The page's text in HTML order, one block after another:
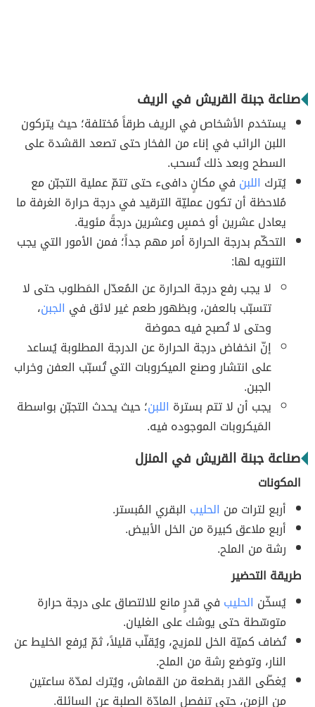
صناعة جبنة القريش في الريف
يستخدم الأشخاص في الريف طرقاً مُختلفة؛ حيث يتركون
اللبن الرائب في إناء من الفخار حتى تصعد القشدة على
السطح وبعد ذلك تُسحب.
يُترك اللبن في مكانٍ دافىء حتى تتمّ عملية التجبّن مع
مُلاحظة أن تكون عمليّة الترقيد في درجة حرارة الغرفة ما
يعادل عشرين أو خمسٍ وعشرين درجةً مئوية.
التحكّم بدرجة الحرارة أمر مهم جداً؛ فمن الأمور التي يجب
التنويه لها:
لا يجب رفع درجة الحرارة عن المُعدّل المَطلوب حتى لا
تتسبّب بالعفن، وبظهور طعم غير لائق في الجبن،
وحتى لا تُصبح فيه حموضة
إنّ انخفاض درجة الحرارة عن الدرجة المطلوبة يُساعد
على انتشار وصنع الميكروبات التي تُسبّب العفن وخراب
الجبن.
يجب أن لا تتم بسترة اللبن؛ حيث يحدث التجبّن بواسطة
المَيكروبات الموجوده فيه.
صناعة جبنة القريش في المنزل
المكونات
أربع لترات من الحليب البقري المُبستر.
أربع ملاعق كبيرة من الخل الأبيض.
رشة من الملح.
طريقة التحضير
يُسخّن الحليب في قدرٍ مانع للالتصاق على درجة حرارة
متوسّطة حتى يوشك على الغليان.
تُضاف كميّة الخل للمزيج، ويُقلّب قليلاً، ثمّ يُرفع الخليط عن
النار، وتوضع رشة من الملح.
يُغطّى القدر بقطعة من القماش، ويُترك لمدّة ساعتين
من الزمن، حتى تنفصل المادّة الصلبة عن السائلة.